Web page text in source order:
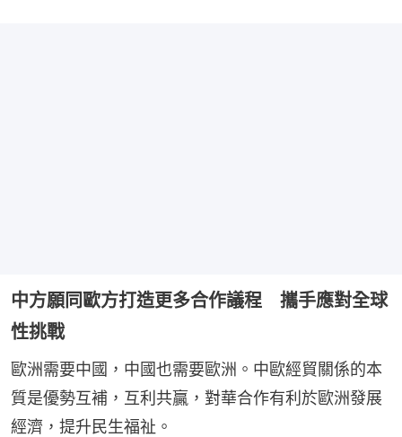
中方願同歐方打造更多合作議程 攜手應對全球
性挑戰
歐洲需要中國，中國也需要歐洲。中歐經貿關係的本
質是優勢互補，互利共贏，對華合作有利於歐洲發展
經濟，提升民生福祉。